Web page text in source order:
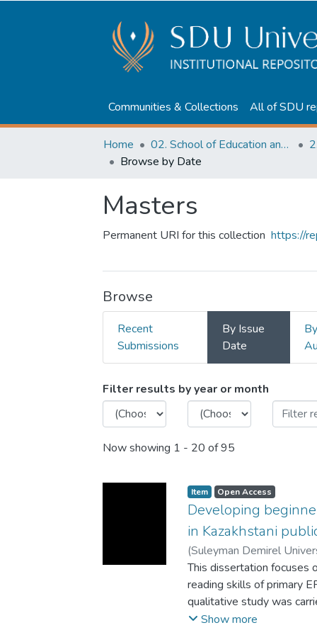
Communities & Collections All of SDU
Home 02. School of Education and humanities
Browse by Date
Masters
Permanent URI for this collection https://
Browse
Recent
Submissions
By Issue
Date
By
Browsing Masters by
Filter results by year or month
Now showing 1 - 20 of 95
Item Open Access
Developing
in Kazakhstani
(Suleyman Demirel
This dissertation focuses
reading skills of primary
qualitative study was
15 English teachers
Show more